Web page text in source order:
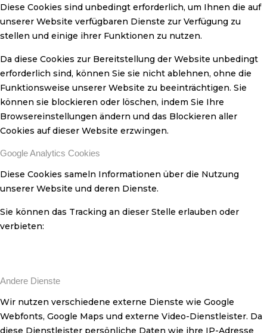
Diese Cookies sind unbedingt erforderlich, um Ihnen die auf
unserer Website verfügbaren Dienste zur Verfügung zu
stellen und einige ihrer Funktionen zu nutzen.
Da diese Cookies zur Bereitstellung der Website unbedingt
erforderlich sind, können Sie sie nicht ablehnen, ohne die
Funktionsweise unserer Website zu beeinträchtigen. Sie
können sie blockieren oder löschen, indem Sie Ihre
Browsereinstellungen ändern und das Blockieren aller
Cookies auf dieser Website erzwingen.
Google Analytics Cookies
Diese Cookies sameln Informationen über die Nutzung
unserer Website und deren Dienste.
Sie können das Tracking an dieser Stelle erlauben oder
verbieten:
Andere Dienste
Wir nutzen verschiedene externe Dienste wie Google
Webfonts, Google Maps und externe Video-Dienstleister. Da
diese Dienstleister persönliche Daten wie ihre IP-Adresse